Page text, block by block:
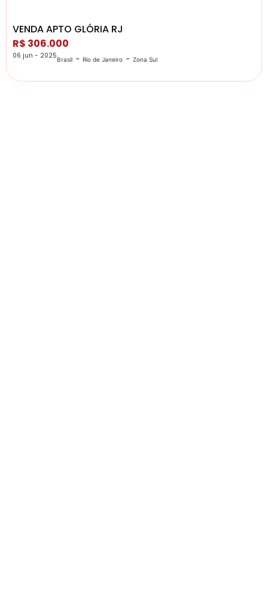
VENDA APTO GLÓRIA RJ
R$ 306.000
06 jun - 2025Brasil - Rio de Janeiro - Zona Sul